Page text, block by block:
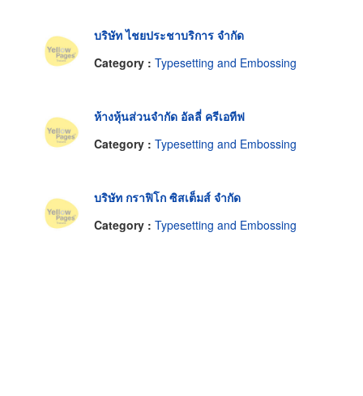
บริษัท ไชยประชาบริการ จำกัด
Category : Typesetting and Embossing
ห้างหุ้นส่วนจำกัด อัลลี่ ครีเอทีฟ
Category : Typesetting and Embossing
บริษัท กราฟิโก ซิสเต็มส์ จำกัด
Category : Typesetting and Embossing